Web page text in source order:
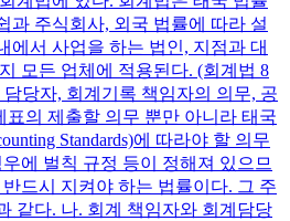
과 주식회사, 외국 법률에 따라 설
에서 사업을 하는 법인, 지점과 대
모든 업체에 적용된다. (회계법 8
당자, 회계기록 책임자의 의무, 공
의 제출할 의무 뿐만 아니라 태국
Standards)에 따라야 할 의무
에 벌칙 규정 등이 정해져 있으므
드시 지켜야 하는 법률이다. 그 주
같다. 나. 회계 책임자와 회계담당